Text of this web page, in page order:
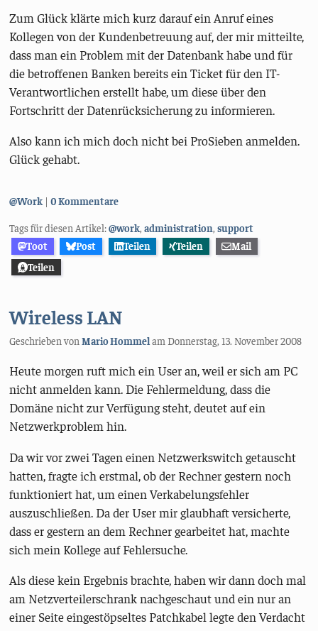
Zum Glück klärte mich kurz darauf ein Anruf eines
Kollegen von der Kundenbetreuung auf, der mir mitteilte,
dass man ein Problem mit der Datenbank habe und für
die betroffenen Banken bereits ein Ticket für den IT-
Verantwortlichen erstellt habe, um diese über den
Fortschritt der Datenrücksicherung zu informieren.
Also kann ich mich doch nicht bei ProSieben anmelden.
Glück gehabt.
Kategorien:
@Work 0 Kommentare
Tags für diesen Artikel:@work,administration,support
Toot
Post Teilen Teilen
Mail
Teilen
Wireless LAN
Geschrieben vonMario HommelamDonnerstag, 13. November 2008
Heute morgen ruft mich ein User an, weil er sich am PC
nicht anmelden kann. Die Fehlermeldung, dass die
Domäne nicht zur Verfügung steht, deutet auf ein
Netzwerkproblem hin.
Da wir vor zwei Tagen einen Netzwerkswitch getauscht
hatten, fragte ich erstmal, ob der Rechner gestern noch
funktioniert hat, um einen Verkabelungsfehler
auszuschließen. Da der User mir glaubhaft versicherte,
dass er gestern an dem Rechner gearbeitet hat, machte
sich mein Kollege auf Fehlersuche.
Als diese kein Ergebnis brachte, haben wir dann doch mal
am Netzverteilerschrank nachgeschaut und ein nur an
einer Seite eingestöpseltes Patchkabel legte den Verdacht